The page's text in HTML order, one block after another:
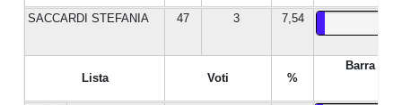
SACCARDI STEFANIA 47 3 7,54
Lista Voti %
Barra %